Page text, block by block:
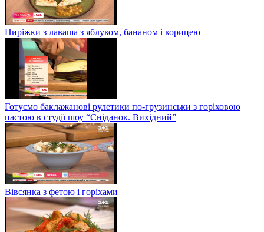
Пиріжки з лаваша з яблуком, бананом і корицею
Готуємо баклажанові рулетики по-грузинськи з горіховою
пастою в студії шоу “Сніданок. Вихідний”
Вівсянка з фетою і горіхами